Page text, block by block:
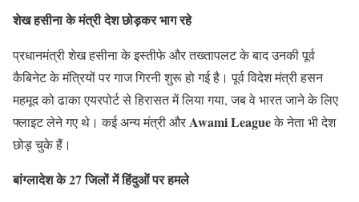
शेख हसीना के मंत्री देश छोड़कर भाग रहे
प्रधानमंत्री शेख हसीना के इस्तीफे और तख्तापलट के बाद उनकी पूर्व
कैबिनेट के मंत्रियों पर गाज गिरनी शुरू हो गई है। पूर्व विदेश मंत्री हसन
महमूद को ढाका एयरपोर्ट से हिरासत में लिया गया, जब वे भारत जाने के लिए
फ्लाइट लेने गए थे। कई अन्य मंत्री औरAwami Leagueके नेता भी देश
छोड़ चुके हैं।
बांग्लादेश के 27 जिलों में हिंदुओं पर हमले